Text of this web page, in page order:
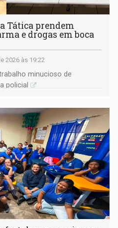
Tática prendem
e drogas em boca
2026 às 19:22
minucioso de
policial